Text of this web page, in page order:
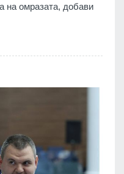
на омразата, добави